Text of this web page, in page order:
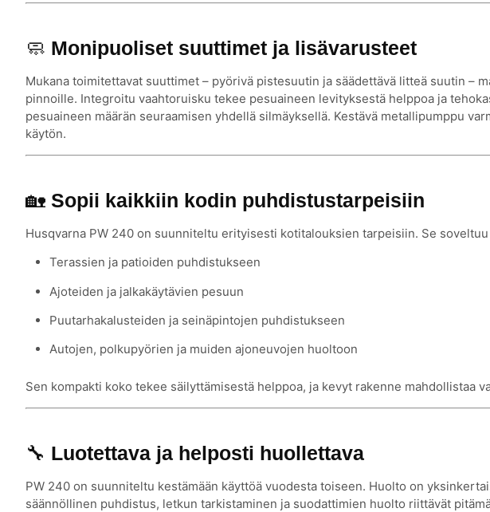
🧼 Monipuoliset suuttimet ja lisävarusteet
Mukana toimitettavat suuttimet – pyörivä pistesuutin ja säädettävä litteä suutin –
pinnoille. Integroitu vaahtoruisku tekee pesuaineen levityksestä helppoa ja
pesuaineen määrän seuraamisen yhdellä silmäyksellä. Kestävä metallipumppu
käytön.
🏡 Sopii kaikkiin kodin puhdistustarpeisiin
Husqvarna PW 240 on suunniteltu erityisesti kotitalouksien tarpeisiin. Se
Terassien ja patioiden puhdistukseen
Ajoteiden ja jalkakäytävien pesuun
Puutarhakalusteiden ja seinäpintojen puhdistukseen
Autojen, polkupyörien ja muiden ajoneuvojen huoltoon
Sen kompakti koko tekee säilyttämisestä helppoa, ja kevyt rakenne mahdollistaa
🔧 Luotettava ja helposti huollettava
PW 240 on suunniteltu kestämään käyttöä vuodesta toiseen. Huolto on
säännöllinen puhdistus, letkun tarkistaminen ja suodattimien huolto riittävät